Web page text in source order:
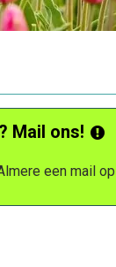
Mail ons!
een mail